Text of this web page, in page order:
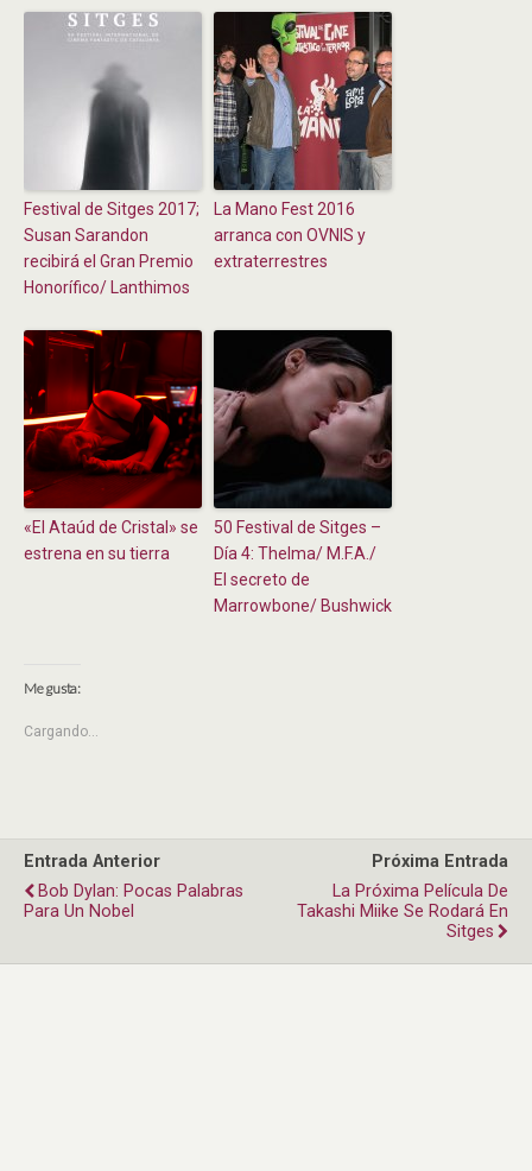
Festival de Sitges 2017;
Susan Sarandon
recibirá el Gran Premio
Honorífico/ Lanthimos
La Mano Fest 2016
arranca con OVNIS y
extraterrestres
«El Ataúd de Cristal» se
estrena en su tierra
50 Festival de Sitges –
Día 4: Thelma/ M.F.A./
El secreto de
Marrowbone/ Bushwick
Me gusta:
Cargando...
Entrada Anterior
Bob Dylan: Pocas Palabras
Para Un Nobel
Próxima Entrada
La Próxima Película De
Takashi Miike Se Rodará En
Sitges